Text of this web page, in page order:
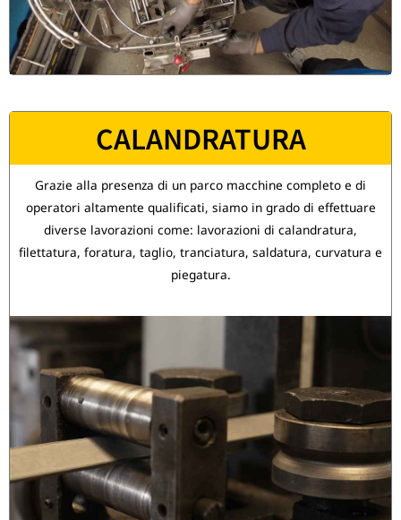
CALANDRATURA
Grazie alla presenza di un parco macchine completo e di
operatori altamente qualificati, siamo in grado di effettuare
diverse lavorazioni come: lavorazioni di calandratura,
filettatura, foratura, taglio, tranciatura, saldatura, curvatura e
piegatura.